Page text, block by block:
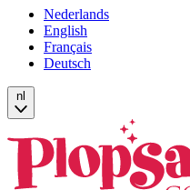
Nederlands
English
Français
Deutsch
nl